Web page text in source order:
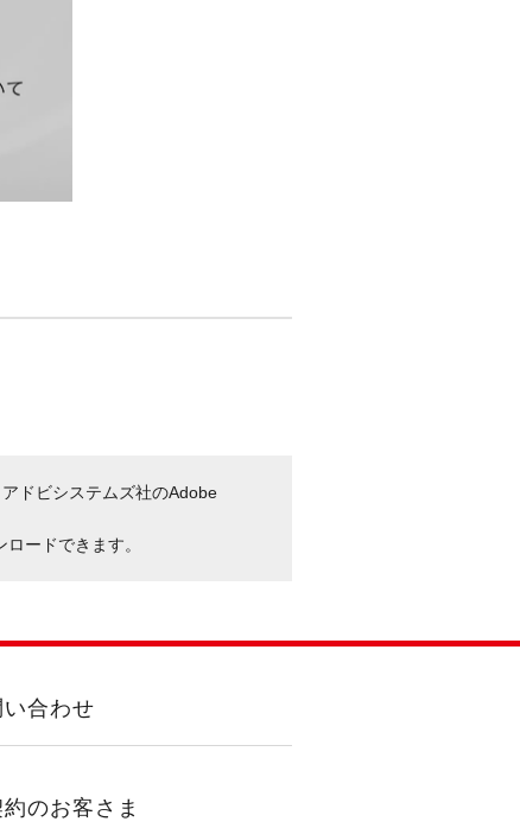
ドビシステムズ社のAdobe
ードできます。
い合わせ
約のお客さま